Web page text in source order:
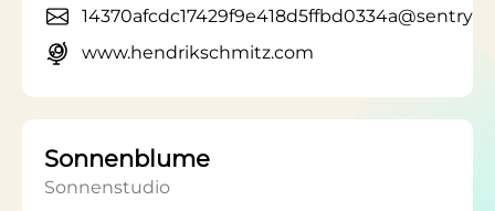
www.hendrikschmitz.com
Sonnenblume
Sonnenstudio